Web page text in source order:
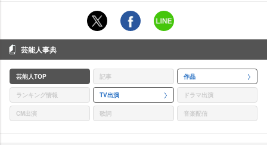
芸能人事典
芸能人TOP 記事 作品
ランキング情報 TV出演 ドラマ出演
CM出演 歌詞 音楽配信